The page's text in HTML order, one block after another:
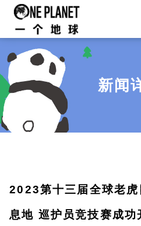
新闻
2023第十三届全球老
息地 巡护员竞技赛成功